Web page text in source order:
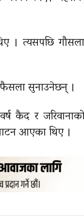
। त्यसपछि
सुनाउनेछन् ।
कैद र
आएका थिए ।